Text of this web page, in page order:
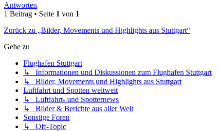
Antworten
1 Beitrag • Seite 1 von 1
Zurück zu „Bilder, Movements und Highlights aus Stuttgart“
Gehe zu
Flughafen Stuttgart
↳ Informationen und Diskussionen zum Flughafen Stuttgart
↳ Bilder, Movements und Highlights aus Stuttgart
Luftfahrt und Spotten weltweit
↳ Luftfahrt- und Spotternews
↳ Bilder & Berichte aus aller Welt
Sonstige Foren
↳ Off-Topic